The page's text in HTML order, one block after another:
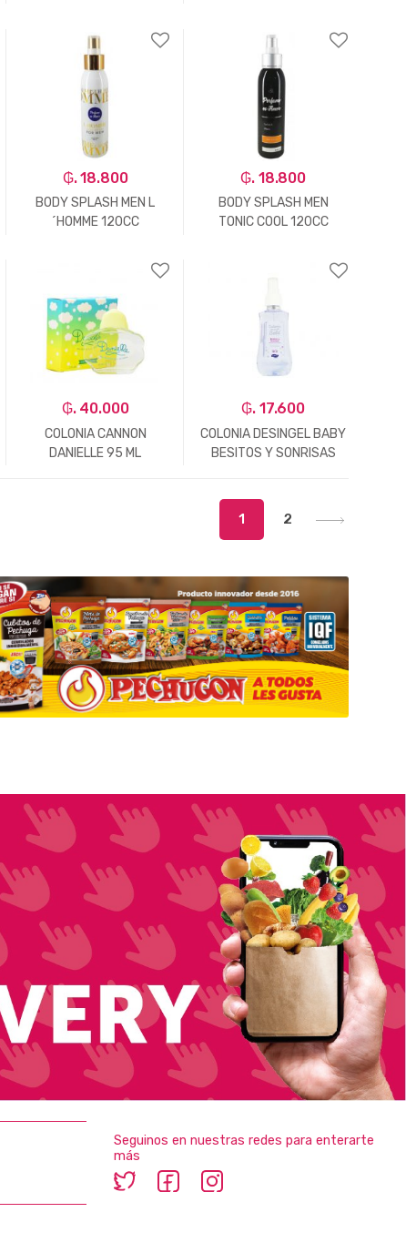
Un. + Un. +
₲. 18.800
BODY SPLASH MEN L
´HOMME 120CC
+
₲. 18.800
BODY SPLASH MEN
TONIC COOL 120CC
+
₲. 40.000
COLONIA CANNON
DANIELLE 95 ML
₲. 17.600
COLONIA DESINGEL BABY
BESITOS Y SONRISAS
1 2
Seguinos en nuestras redes para enterarte
más